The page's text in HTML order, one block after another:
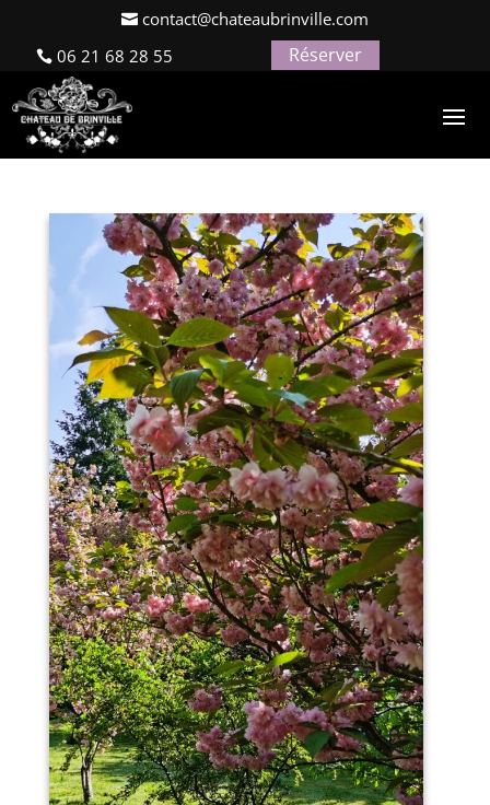
contact@chateaubrinville.com
06 21 68 28 55
Réserver
Le Domaine
paralebrun@web4gites.com
commentaires